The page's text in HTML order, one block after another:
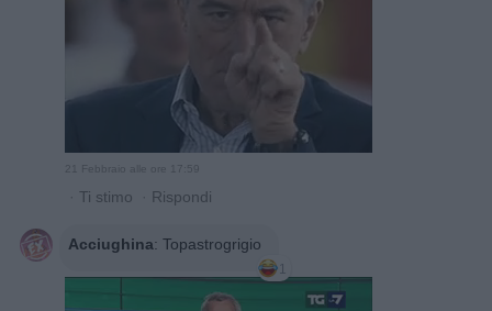
21 Febbraio alle ore 17:59
· Ti stimo · Rispondi
Acciughina: Topastrogrigio
1